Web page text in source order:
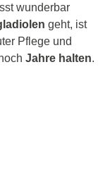
wunderbar
geht, ist
Pflege und
Jahre halten.